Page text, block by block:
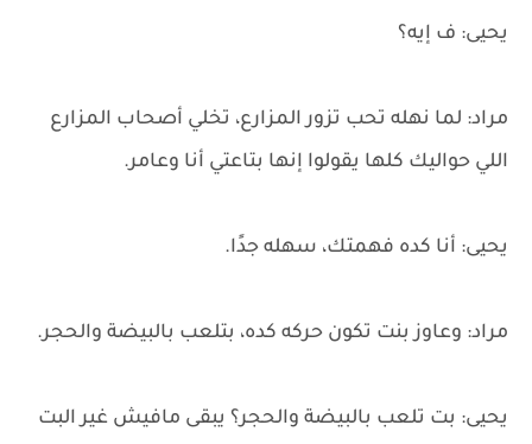
يحيى: ف إيه؟
مراد: لما نهله تحب تزور المزارع، تخلي أصحاب المزارع
اللي حواليك كلها يقولوا إنها بتاعتي أنا وعامر.
يحيى: أنا كده فهمتك، سهله جدًا.
مراد: وعاوز بنت تكون حركه كده، بتلعب بالبيضة والحجر.
يحيى: بت تلعب بالبيضة والحجر؟ يبقى مافيش غير البت